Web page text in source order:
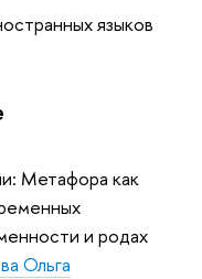
языков
Метафора как
и родах
Ольга